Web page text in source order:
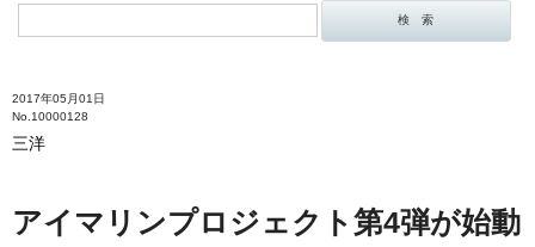
2017年05月01日
No.10000128
三洋
アイマリンプロジェクト第4弾が始動